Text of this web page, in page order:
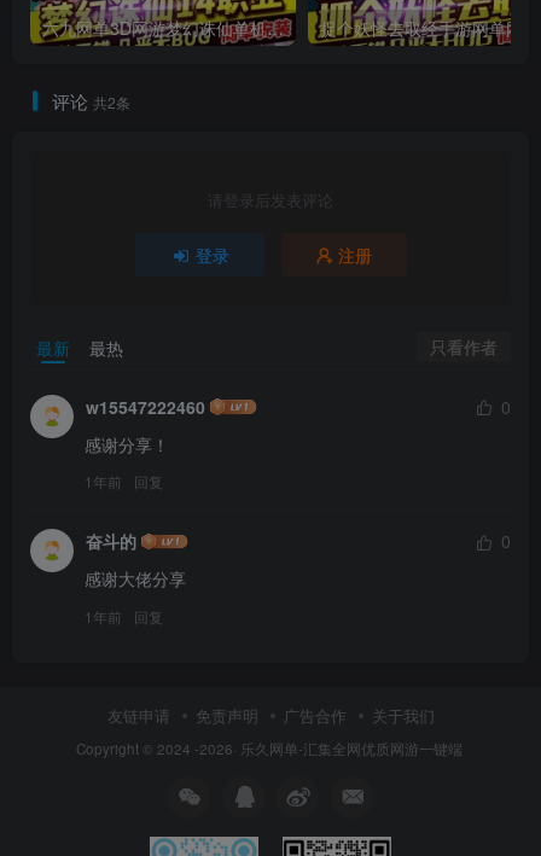
六九网单3D网游梦幻诛仙单机版14职业回合手游完整一键端GM刷元宝金钱物品
评论 共2条
请登录后发表评论
登录 注册
最新 最热 只看作者
w15547222460
0
感谢分享！
1年前 回复
奋斗的
0
感谢大佬分享
1年前 回复
友链申请 免责声明 广告合作 关于我们
Copyright © 2024 -2026· 乐久网单-汇集全网优质网游一键端